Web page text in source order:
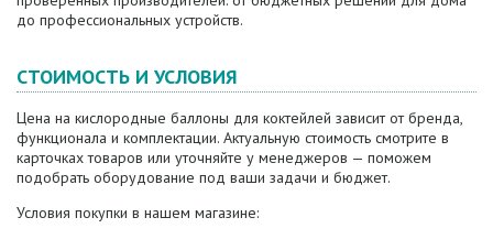
до профессиональных устройств.
СТОИМОСТЬ И УСЛОВИЯ
Цена на кислородные баллоны для коктейлей зависит от бренда,
функционала и комплектации. Актуальную стоимость смотрите в
карточках товаров или уточняйте у менеджеров — поможем
подобрать оборудование под ваши задачи и бюджет.
Условия покупки в нашем магазине: